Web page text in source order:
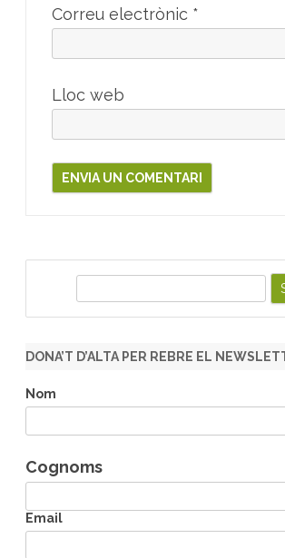
Correu electrònic *
Lloc web
r
h
DONA’T D’ALTA PER REBRE EL
Nom
Cognoms
Email